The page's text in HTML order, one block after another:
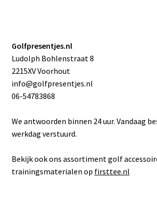
Golfpresentjes.nl
Ludolph Bohlenstraat 8
2215XV Voorhout
info@golfpresentjes.nl
06-54783868
We antwoorden binnen 24 uur. Vandaag
werkdag verstuurd.
Bekijk ook ons assortiment golf
trainingsmaterialen op firsttee.nl